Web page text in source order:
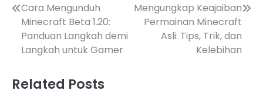
Post
navigation
Cara Mengunduh
Minecraft Beta 1.20:
Panduan Langkah demi
Langkah untuk Gamer
Mengungkap Keajaiban
Permainan Minecraft
Asli: Tips, Trik, dan
Kelebihan
Related Posts